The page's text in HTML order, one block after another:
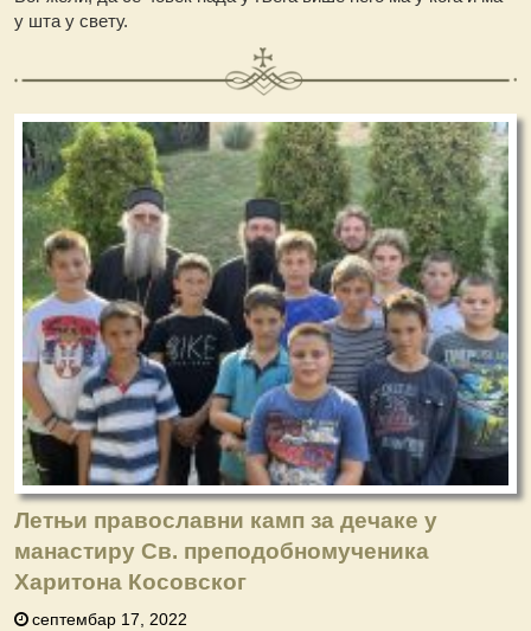
у шта у свету.
Летњи православни камп за дечаке у
манастиру Св. преподобномученика
Харитона Косовског
септембар 17, 2022